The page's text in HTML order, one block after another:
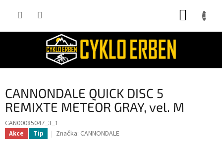
CANNONDALE QUICK DISC 5
REMIXTE METEOR GRAY, vel. M
CAN00085047_3_1
Akce Tip Značka: CANNONDALE